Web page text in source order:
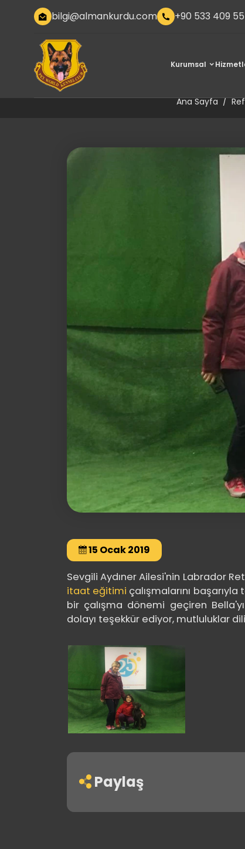
bilgi@almankurdu.com +90 533 409
Kurumsal
Ana Sayfa
15 Ocak 2019
Sevgili Aydıner Ailesi'nin Labrador
itaat eğitimi çalışmalarını
bir çalışma dönemi geçiren
dolayı teşekkür ediyor, mutluluklar
Paylaş